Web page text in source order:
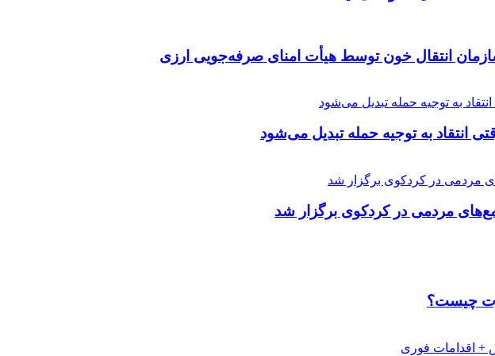
انتقال خون توسط هیأت امنای صرفه‌جویی ارزی
انتقاد به توجیه حمله تبدیل می‌شود
مردمی در کردکوی برگزار شد
چیست؟